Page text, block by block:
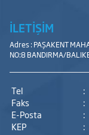
İLETİŞİM
Adres : PAŞAKENT
NO:8 BANDIRMA/
Tel :
Faks
:
E-Posta
:
KEP
: